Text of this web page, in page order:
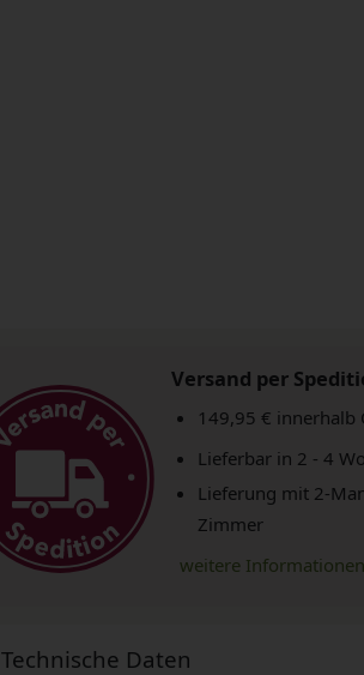
Versand per
149,95 € innerhalb
Lieferbar in 2 - 4
Lieferung mit 2-
Zimmer
weitere Informationen
Technische Daten